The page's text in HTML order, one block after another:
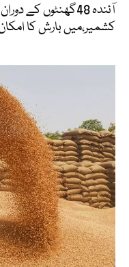
آئندہ 48گھنٹوں کے
کشمیر،میں بارش کا